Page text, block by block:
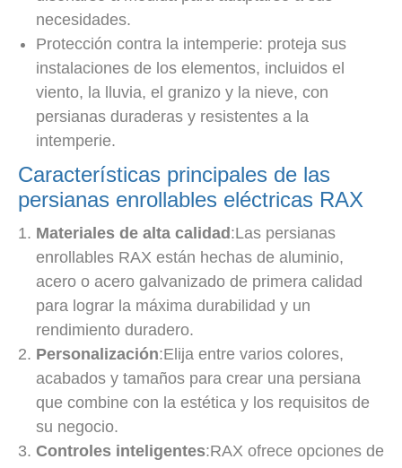
necesidades.
Protección contra la intemperie: proteja sus
instalaciones de los elementos, incluidos el
viento, la lluvia, el granizo y la nieve, con
persianas duraderas y resistentes a la
intemperie.
Características principales de las
persianas enrollables eléctricas RAX
Materiales de alta calidad :Las persianas
enrollables RAX están hechas de aluminio,
acero o acero galvanizado de primera calidad
para lograr la máxima durabilidad y un
rendimiento duradero.
Personalización:Elija entre varios colores,
acabados y tamaños para crear una persiana
que combine con la estética y los requisitos de
su negocio.
Controles inteligentes:RAX ofrece opciones de